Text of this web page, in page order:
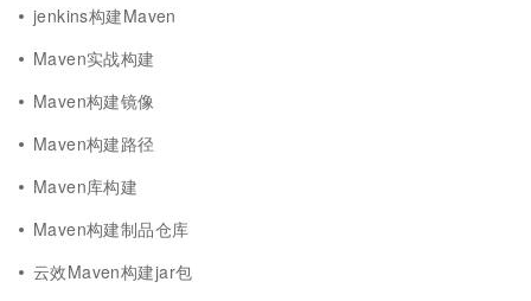
jenkins构建Maven
Maven实战构建
Maven构建镜像
Maven构建路径
Maven库构建
Maven构建制品仓库
云效Maven构建jar包